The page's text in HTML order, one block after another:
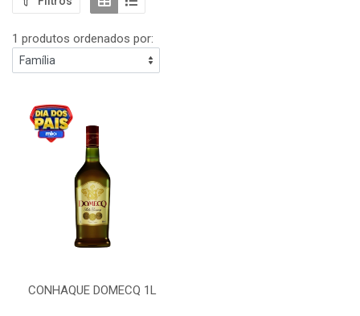
1 produtos ordenados por:
CONHAQUE DOMECQ 1L